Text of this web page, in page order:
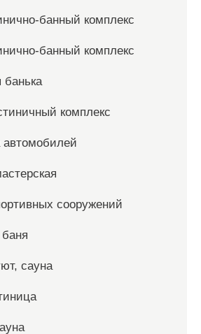
банный комплекс
банный комплекс
банька
комплекс
автомобилей
сооружений
сауна